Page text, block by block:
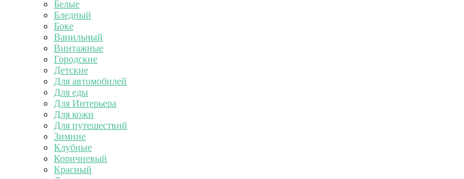
Белые
Бледный
Боке
Ванильный
Винтажные
Городские
Детские
Для автомобилей
Для еды
Для Интерьера
Для кожи
Для путешествий
Зимние
Клубные
Коричневый
Красный